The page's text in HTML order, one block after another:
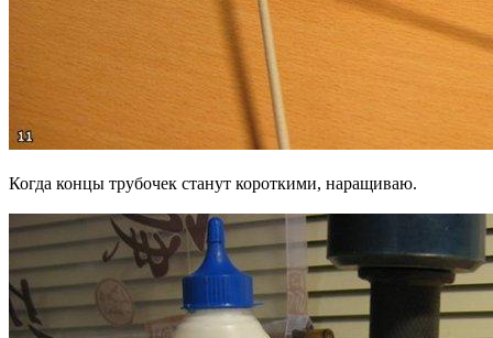
Когда концы трубочек станут короткими, наращиваю.